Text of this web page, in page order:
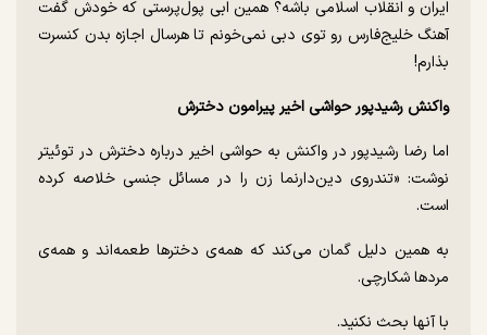
ایران و انقلاب اسلامی باشه؟ همین ابی پول‌پرستی که خودش گفت
آهنگ خلیج‌فارس رو توی دبی نمی‌خونم تا هرسال اجازه بدن کنسرت
بذارم!
واکنش رشیدپور حواشی اخیر پیرامون دخترش
اما رضا رشیدپور در واکنش به حواشی اخیر درباره دخترش در توئیتر
نوشت: «تندروی دین‌دارنما زن را در مسائل جنسی خلاصه کرده
است.
به همین دلیل گمان می‌کند که همه‌ی دخترها طعمه‌اند و همه‌ی
مردها شکارچی.
با آنها بحث نکنید.